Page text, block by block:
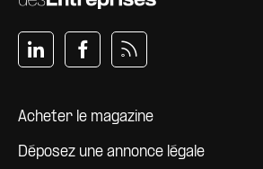
Pied de page
Acheter le magazine
Déposez une annonce légale